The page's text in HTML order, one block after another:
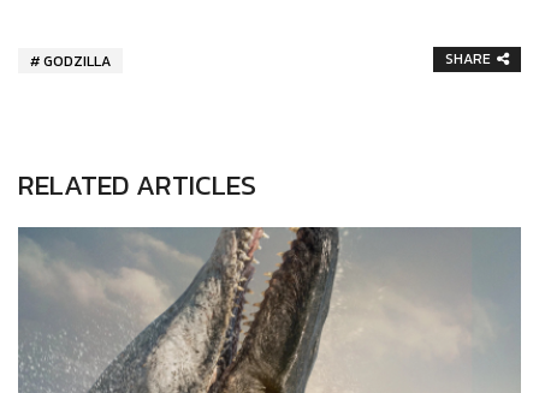
GODZILLA SHARE
RELATED ARTICLES